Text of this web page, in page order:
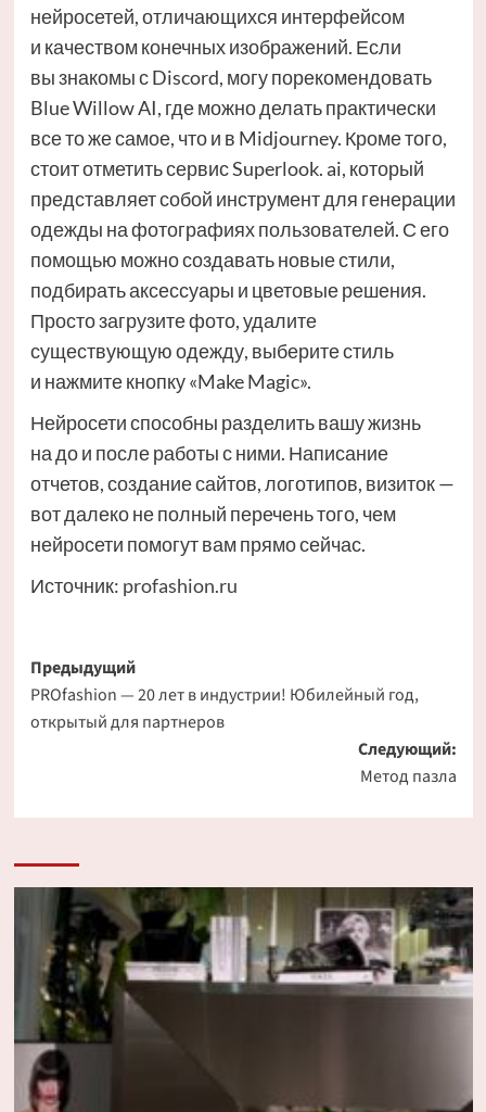
нейросетей, отличающихся интерфейсом
и качеством конечных изображений. Если
вы знакомы с Discord, могу порекомендовать
Blue Willow AI, где можно делать практически
все то же самое, что и в Midjourney. Кроме того,
стоит отметить сервис Superlook. ai, который
представляет собой инструмент для генерации
одежды на фотографиях пользователей. С его
помощью можно создавать новые стили,
подбирать аксессуары и цветовые решения.
Просто загрузите фото, удалите
существующую одежду, выберите стиль
и нажмите кнопку «Make Magic».
Нейросети способны разделить вашу жизнь
на до и после работы с ними. Написание
отчетов, создание сайтов, логотипов, визиток —
вот далеко не полный перечень того, чем
нейросети помогут вам прямо сейчас.
Источник: profashion.ru
Навигация
записи
Предыдущий
PROfashion — 20 лет в индустрии! Юбилейный год,
открытый для партнеров
Следующий:
Метод пазла